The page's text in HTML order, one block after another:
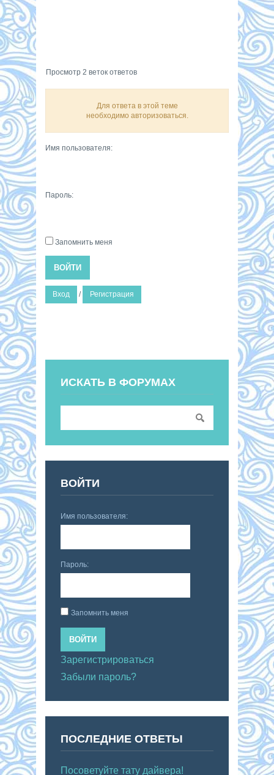
Просмотр 2 веток ответов
Для ответа в этой теме
необходимо авторизоваться.
Имя пользователя:
Пароль:
Запомнить меня
ВОЙТИ
Вход / Регистрация
ИСКАТЬ В ФОРУМАХ
ВОЙТИ
Имя пользователя:
Пароль:
Запомнить меня
ВОЙТИ
Зарегистрироваться
Забыли пароль?
ПОСЛЕДНИЕ ОТВЕТЫ
Посоветуйте тату дайвера!